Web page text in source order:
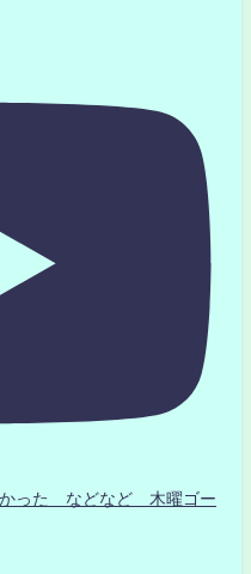
った などなど 木曜ゴー